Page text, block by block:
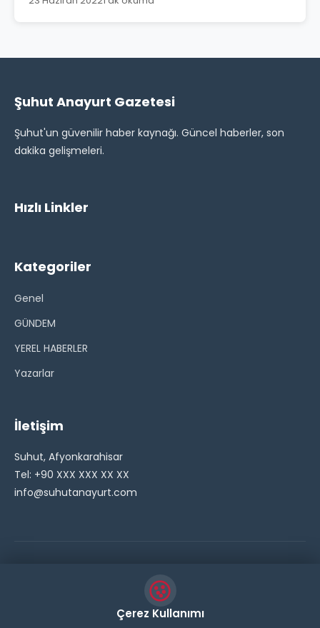
Şuhut Anayurt Gazetesi
Şuhut'un güvenilir haber kaynağı. Güncel haberler, son
dakika gelişmeleri.
Hızlı Linkler
Kategoriler
Genel
GÜNDEM
YEREL HABERLER
Yazarlar
İletişim
Suhut, Afyonkarahisar
Tel: +90 XXX XXX XX XX
info@suhutanayurt.com
Çerez Kullanımı
// Side Widget Resim Fix (Dosya önbelleğini aşmak için